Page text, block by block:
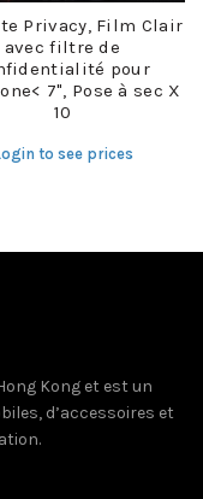
Privacy, Film Clair
avec filtre de
pour
7", Pose à sec X
10
to see prices
Kong et est un
d’accessoires et